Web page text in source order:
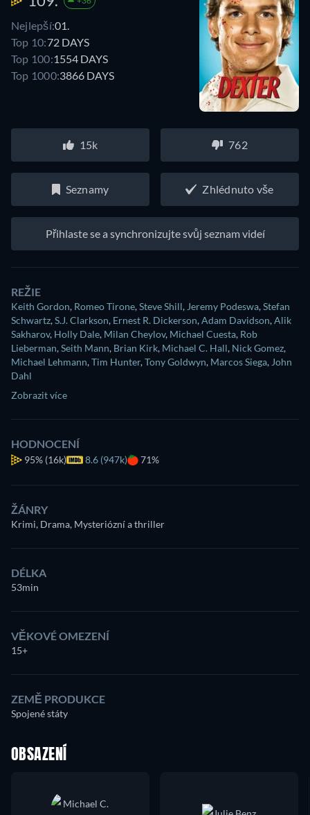
Nejlepší:01.
Top 10:72 DAYS
Top 100:1554 DAYS
Top 1000:3866 DAYS
15k 762
Seznamy Zhlédnuto vše
Přihlaste se a synchronizujte svůj seznam videí
REŽIE
Keith Gordon, Romeo Tirone,Steve Shill, Jeremy Podeswa,Stefan
Schwartz,S.J. Clarkson, Ernest R. Dickerson,Adam Davidson,Alik
Sakharov, Holly Dale, Milan Cheylov, Michael Cuesta, Rob
Lieberman,Seith Mann, Brian Kirk, Michael C. Hall, Nick Gomez,
Michael Lehmann,Tim Hunter,Tony Goldwyn, Marcos Siega, John
Dahl
Zobrazit více
HODNOCENÍ
95% (16k) 8.6 (947k) 71%
ŽÁNRY
Krimi, Drama, Mysteriózní a thriller
DÉLKA
53min
VĚKOVÉ OMEZENÍ
15+
ZEMĚ PRODUKCE
Spojené státy
OBSAZENÍ